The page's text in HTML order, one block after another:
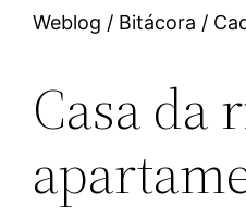
Weblog / Bitácora /
Casa da